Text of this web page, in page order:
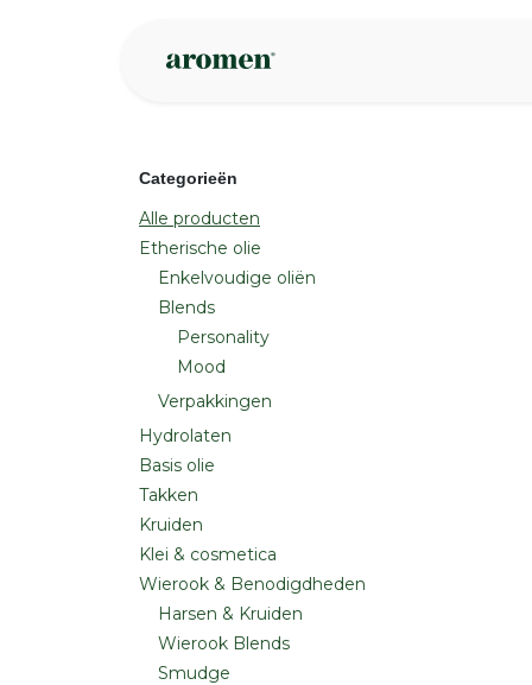
Categorieën
Alle producten
Etherische olie
Enkelvoudige oliën
Blends
Personality
Mood
Verpakkingen
Hydrolaten
Basis olie
Takken
Kruiden
Klei & cosmetica
Wierook & Benodigdheden
Harsen & Kruiden
Wierook Blends
Smudge